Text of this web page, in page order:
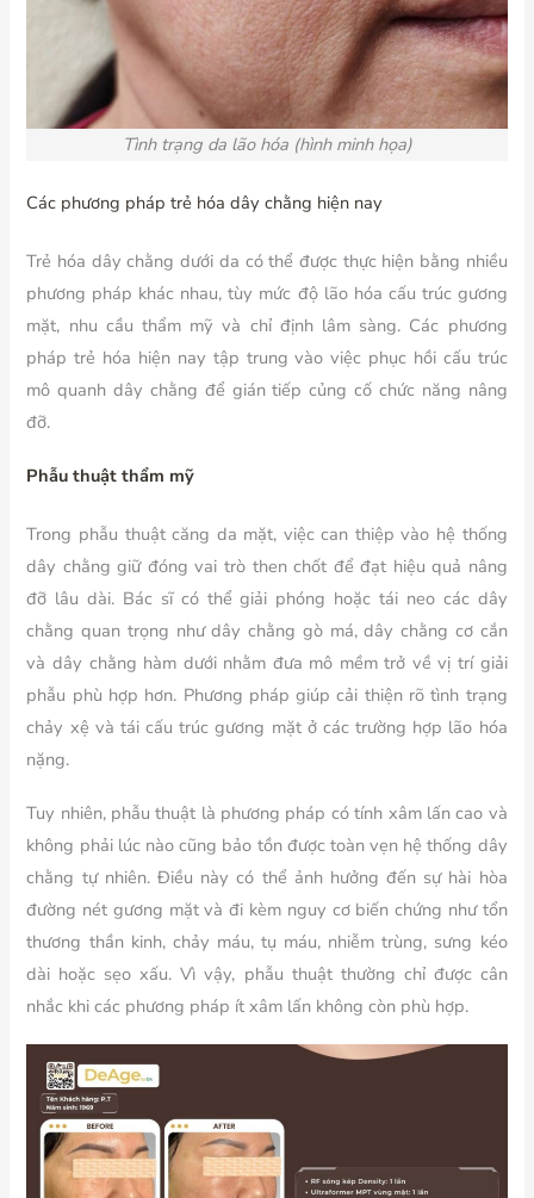
Tình trạng da lão hóa (hình minh họa)
Các phương pháp trẻ hóa dây chằng hiện nay
Trẻ hóa dây chằng dưới da có thể được thực hiện bằng nhiều
phương pháp khác nhau, tùy mức độ lão hóa cấu trúc gương
mặt, nhu cầu thẩm mỹ và chỉ định lâm sàng. Các phương
pháp trẻ hóa hiện nay tập trung vào việc phục hồi cấu trúc
mô quanh dây chằng để gián tiếp củng cố chức năng nâng
đỡ.
Phẫu thuật thẩm mỹ
Trong phẫu thuật căng da mặt, việc can thiệp vào hệ thống
dây chằng giữ đóng vai trò then chốt để đạt hiệu quả nâng
đỡ lâu dài. Bác sĩ có thể giải phóng hoặc tái neo các dây
chằng quan trọng như dây chằng gò má, dây chằng cơ cắn
và dây chằng hàm dưới nhằm đưa mô mềm trở về vị trí giải
phẫu phù hợp hơn. Phương pháp giúp cải thiện rõ tình trạng
chảy xệ và tái cấu trúc gương mặt ở các trường hợp lão hóa
nặng.
Tuy nhiên, phẫu thuật là phương pháp có tính xâm lấn cao và
không phải lúc nào cũng bảo tồn được toàn vẹn hệ thống dây
chằng tự nhiên. Điều này có thể ảnh hưởng đến sự hài hòa
đường nét gương mặt và đi kèm nguy cơ biến chứng như tổn
thương thần kinh, chảy máu, tụ máu, nhiễm trùng, sưng kéo
dài hoặc sẹo xấu. Vì vậy, phẫu thuật thường chỉ được cân
nhắc khi các phương pháp ít xâm lấn không còn phù hợp.